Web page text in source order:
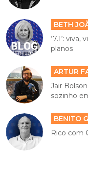
BETH
‘7.1’:
planos
ARTUR
Jair
sozinho
BENITO
Rico com